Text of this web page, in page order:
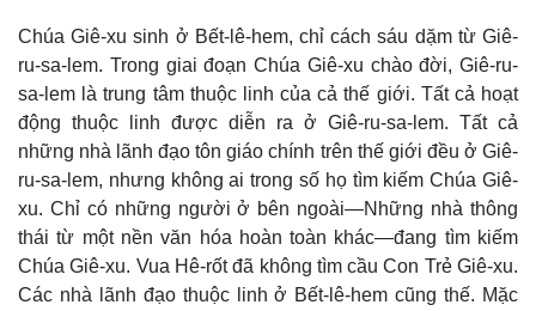
Chúa Giê-xu sinh ở Bết-lê-hem, chỉ cách sáu dặm từ Giê-
ru-sa-lem. Trong giai đoạn Chúa Giê-xu chào đời, Giê-ru-
sa-lem là trung tâm thuộc linh của cả thế giới. Tất cả hoạt
động thuộc linh được diễn ra ở Giê-ru-sa-lem. Tất cả
những nhà lãnh đạo tôn giáo chính trên thế giới đều ở Giê-
ru-sa-lem, nhưng không ai trong số họ tìm kiếm Chúa Giê-
xu. Chỉ có những người ở bên ngoài—Những nhà thông
thái từ một nền văn hóa hoàn toàn khác—đang tìm kiếm
Chúa Giê-xu. Vua Hê-rốt đã không tìm cầu Con Trẻ Giê-xu.
Các nhà lãnh đạo thuộc linh ở Bết-lê-hem cũng thế. Mặc